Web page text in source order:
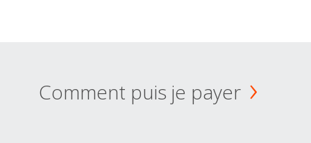
Comment puis je payer